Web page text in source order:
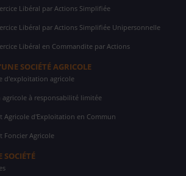
Libéral par Actions Simplifiée
Libéral par Actions Simplifiée Unipersonnelle
Libéral en Commandite par Actions
SOCIÉTÉ AGRICOLE
d'exploitation agricole
à responsabilité limitée
Agricole d'Exploitation en Commun
Foncier Agricole